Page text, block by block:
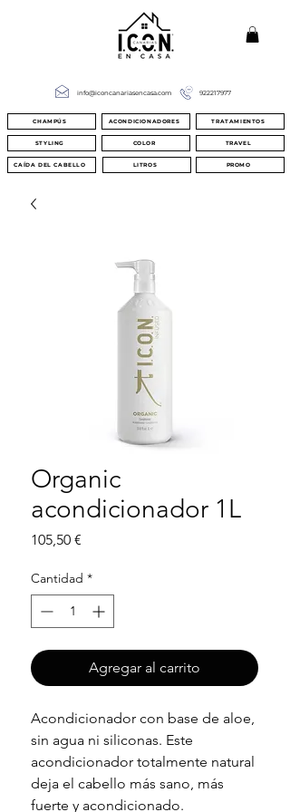
info@iconcanariasencasa.com 922217977
CHAMPÚS ACONDICIONADORES TRATAMIENTOS
STYLING COLOR TRAVEL
CAÍDA DEL CABELLO LITROS PROMO
Organic
acondicionador 1L
105,50 €
Cantidad *
Agregar al carrito
Acondicionador con base de aloe,
sin agua ni siliconas. Este
acondicionador totalmente natural
deja el cabello más sano, más
fuerte y acondicionado.